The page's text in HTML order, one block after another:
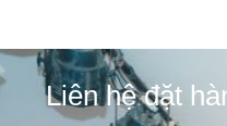
Liên hệ đặt